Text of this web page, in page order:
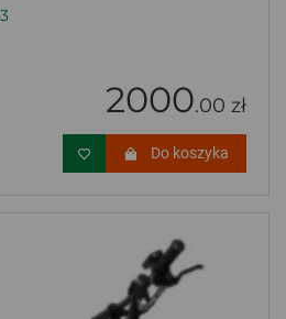
2000.00 zł
Do koszyka